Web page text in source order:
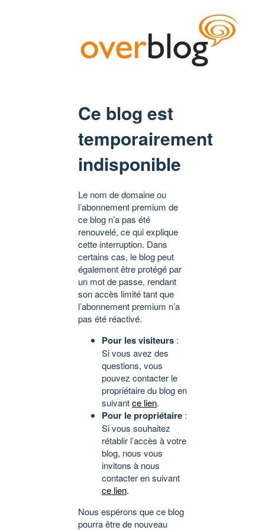
Ce blog est
temporairement
indisponible
Le nom de domaine ou
l’abonnement premium de
ce blog n’a pas été
renouvelé, ce qui explique
cette interruption. Dans
certains cas, le blog peut
également être protégé par
un mot de passe, rendant
son accès limité tant que
l’abonnement premium n’a
pas été réactivé.
Pour les visiteurs :
Si vous avez des
questions, vous
pouvez contacter le
propriétaire du blog en
suivantce lien.
Pour le propriétaire :
Si vous souhaitez
rétablir l’accès à votre
blog, nous vous
invitons à nous
contacter en suivant
ce lien.
Nous espérons que ce blog
pourra être de nouveau